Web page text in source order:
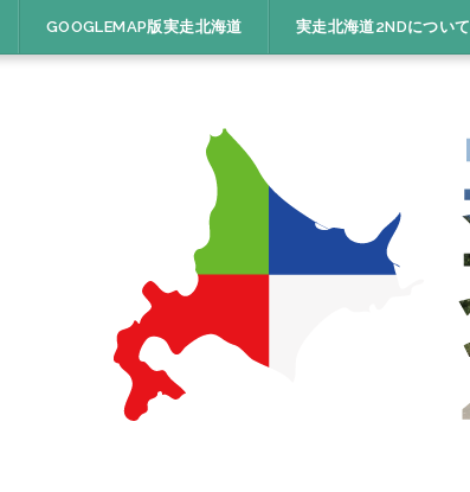
GOOGLEMAP版実走北海道 実走北海道2NDについて